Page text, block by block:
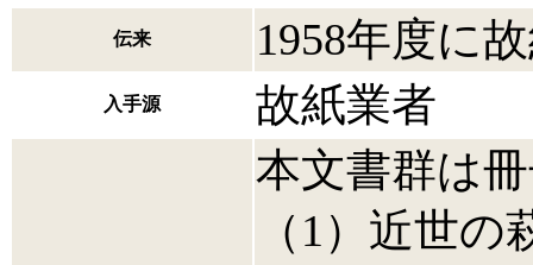
伝来 1958年度に
入手源 故紙業者
本文書群は
（1）近世